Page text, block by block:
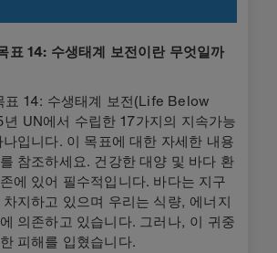
표 14: 수생태계 보전이란 무엇일까
표 14: 수생태계 보전(Life Below
UN에서 수립한 17가지의 지속가능
입니다. 이 목표에 대한 자세한 내용
참조하세요. 건강한 대양 및 바다 환
에 있어 필수적입니다. 바다는 지구
지하고 있으며 우리는 식량, 에너지
의존하고 있습니다. 그러나, 이 귀중
피해를 입혔습니다.